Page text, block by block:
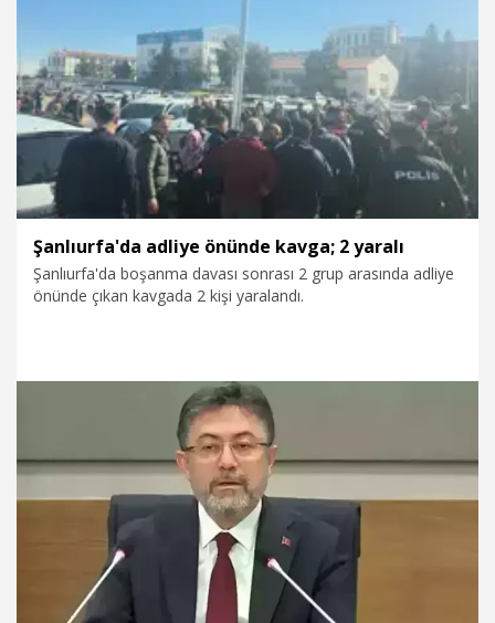
2.02.2026 Gündem
Şanlıurfa'da adliye önünde kavga; 2 yaralı
Şanlıurfa'da boşanma davası sonrası 2 grup arasında adliye
önünde çıkan kavgada 2 kişi yaralandı.
15.01.2026 Gündem